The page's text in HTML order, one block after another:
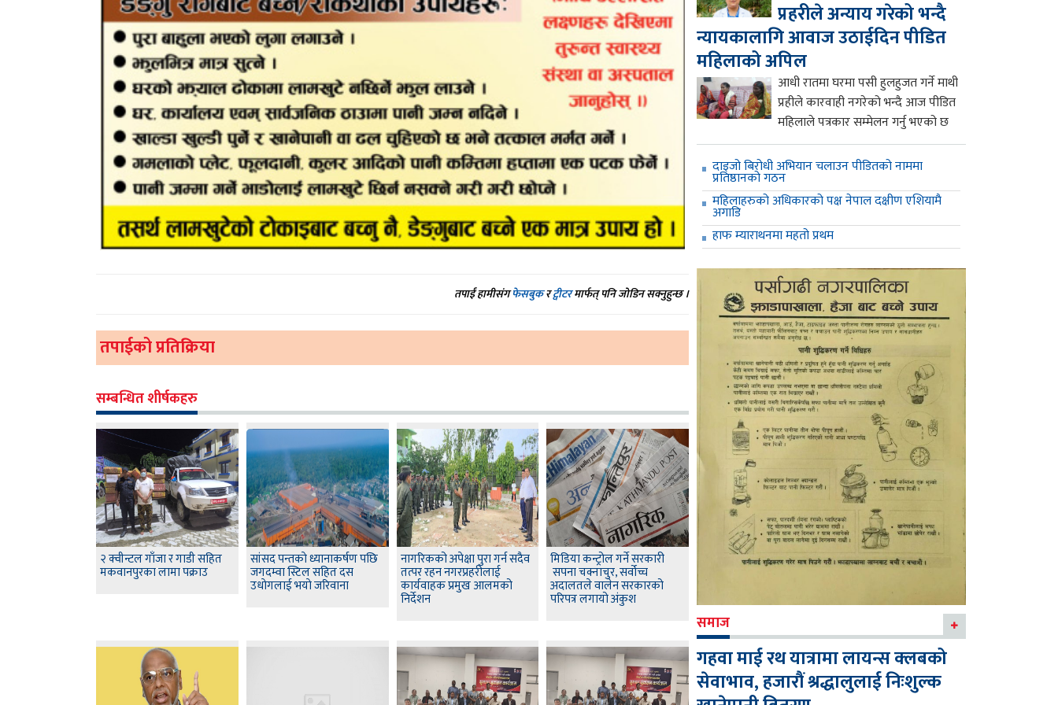
तपाईं हामीसंगफेसबुकरट्वीटरमार्फत् पनि जोडिन सक्नुहुन्छ ।
तपाईको प्रतिक्रिया
सम्बन्धित शीर्षकहरु
२ क्वीन्टल गाँजा र गाडी सहित
मकवानपुरका लामा पक्राउ
सांसद पन्तकाे ध्यानाकर्षण पछि
जगदम्वा स्टिल सहित दस
उधाेगलाई भयाे जरिवाना
नागरिकको अपेक्षा पुरा गर्न सदैव
तत्पर रहन नगरप्रहरीलाई
कार्यवाहक प्रमुख आलमको
निर्देशन
मिडिया कन्ट्रोल गर्ने सरकारी
सपना चक्नाचुर, सर्वोच्च
अदालतले वालेन सरकारको
परिपत्र लगायो अंकुश
प्रहरीले अन्याय गरेको भन्दै
न्यायकालागि आवाज उठाईदिन पीडित
महिलाको अपिल
आधी रातमा घरमा पसी हुलहुजत गर्ने माथी
प्रहीले कारवाही नगरेको भन्दै आज पीडित
महिलाले पत्रकार सम्मेलन गर्नु भएको छ
दाइजो बिरोधी अभियान चलाउन पीडितको नाममा
प्रतिष्ठानको गठन
महिलाहरुको अधिकारको पक्ष नेपाल दक्षीण एशियामै
अगाडि
हाफ म्याराथनमा महतो प्रथम
समाज
गहवा माई रथ यात्रामा लायन्स क्लबको
सेवाभाव, हजारौं श्रद्धालुलाई निःशुल्क